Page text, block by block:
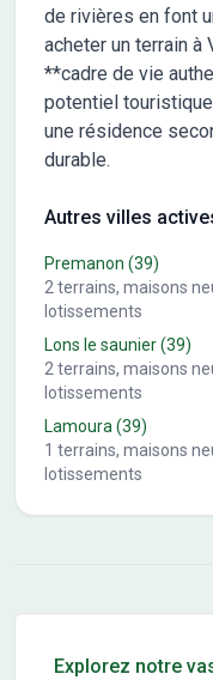
de rivières en font
acheter un terrain à
**cadre de vie
potentiel
une résidence
durable.
Autres villes
Premanon (39)
2 terrains, maisons
lotissements
Lons le saunier(39)
2 terrains, maisons
lotissements
Lamoura (39)
1 terrains, maisons
lotissements
Explorez notre